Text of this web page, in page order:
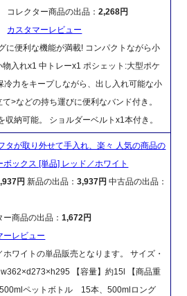
コレクター商品の出品：2,268円
カスタマーレビュー
に便利な機能が満載! コンパクトながら小
入れx1 中トレーx1 ポシェット:大型ポケ
冷力をキープしながら、出し入れ可能な小
>などの持ち運びに便利なバンド付き。
納可能。 ショルダーベルトx1本付き。
タが取り外せて手入れ、楽々 人気の商品の
ボックス [単品] レッド／ホワイト
円新品の出品：3,937円 中古品の出品：
ー商品の出品：1,672円
ーレビュー
ホワイトの単品販売となります。 サイズ・
【容量】約15l 【商品重
ペットボトル 15本、500mlロング